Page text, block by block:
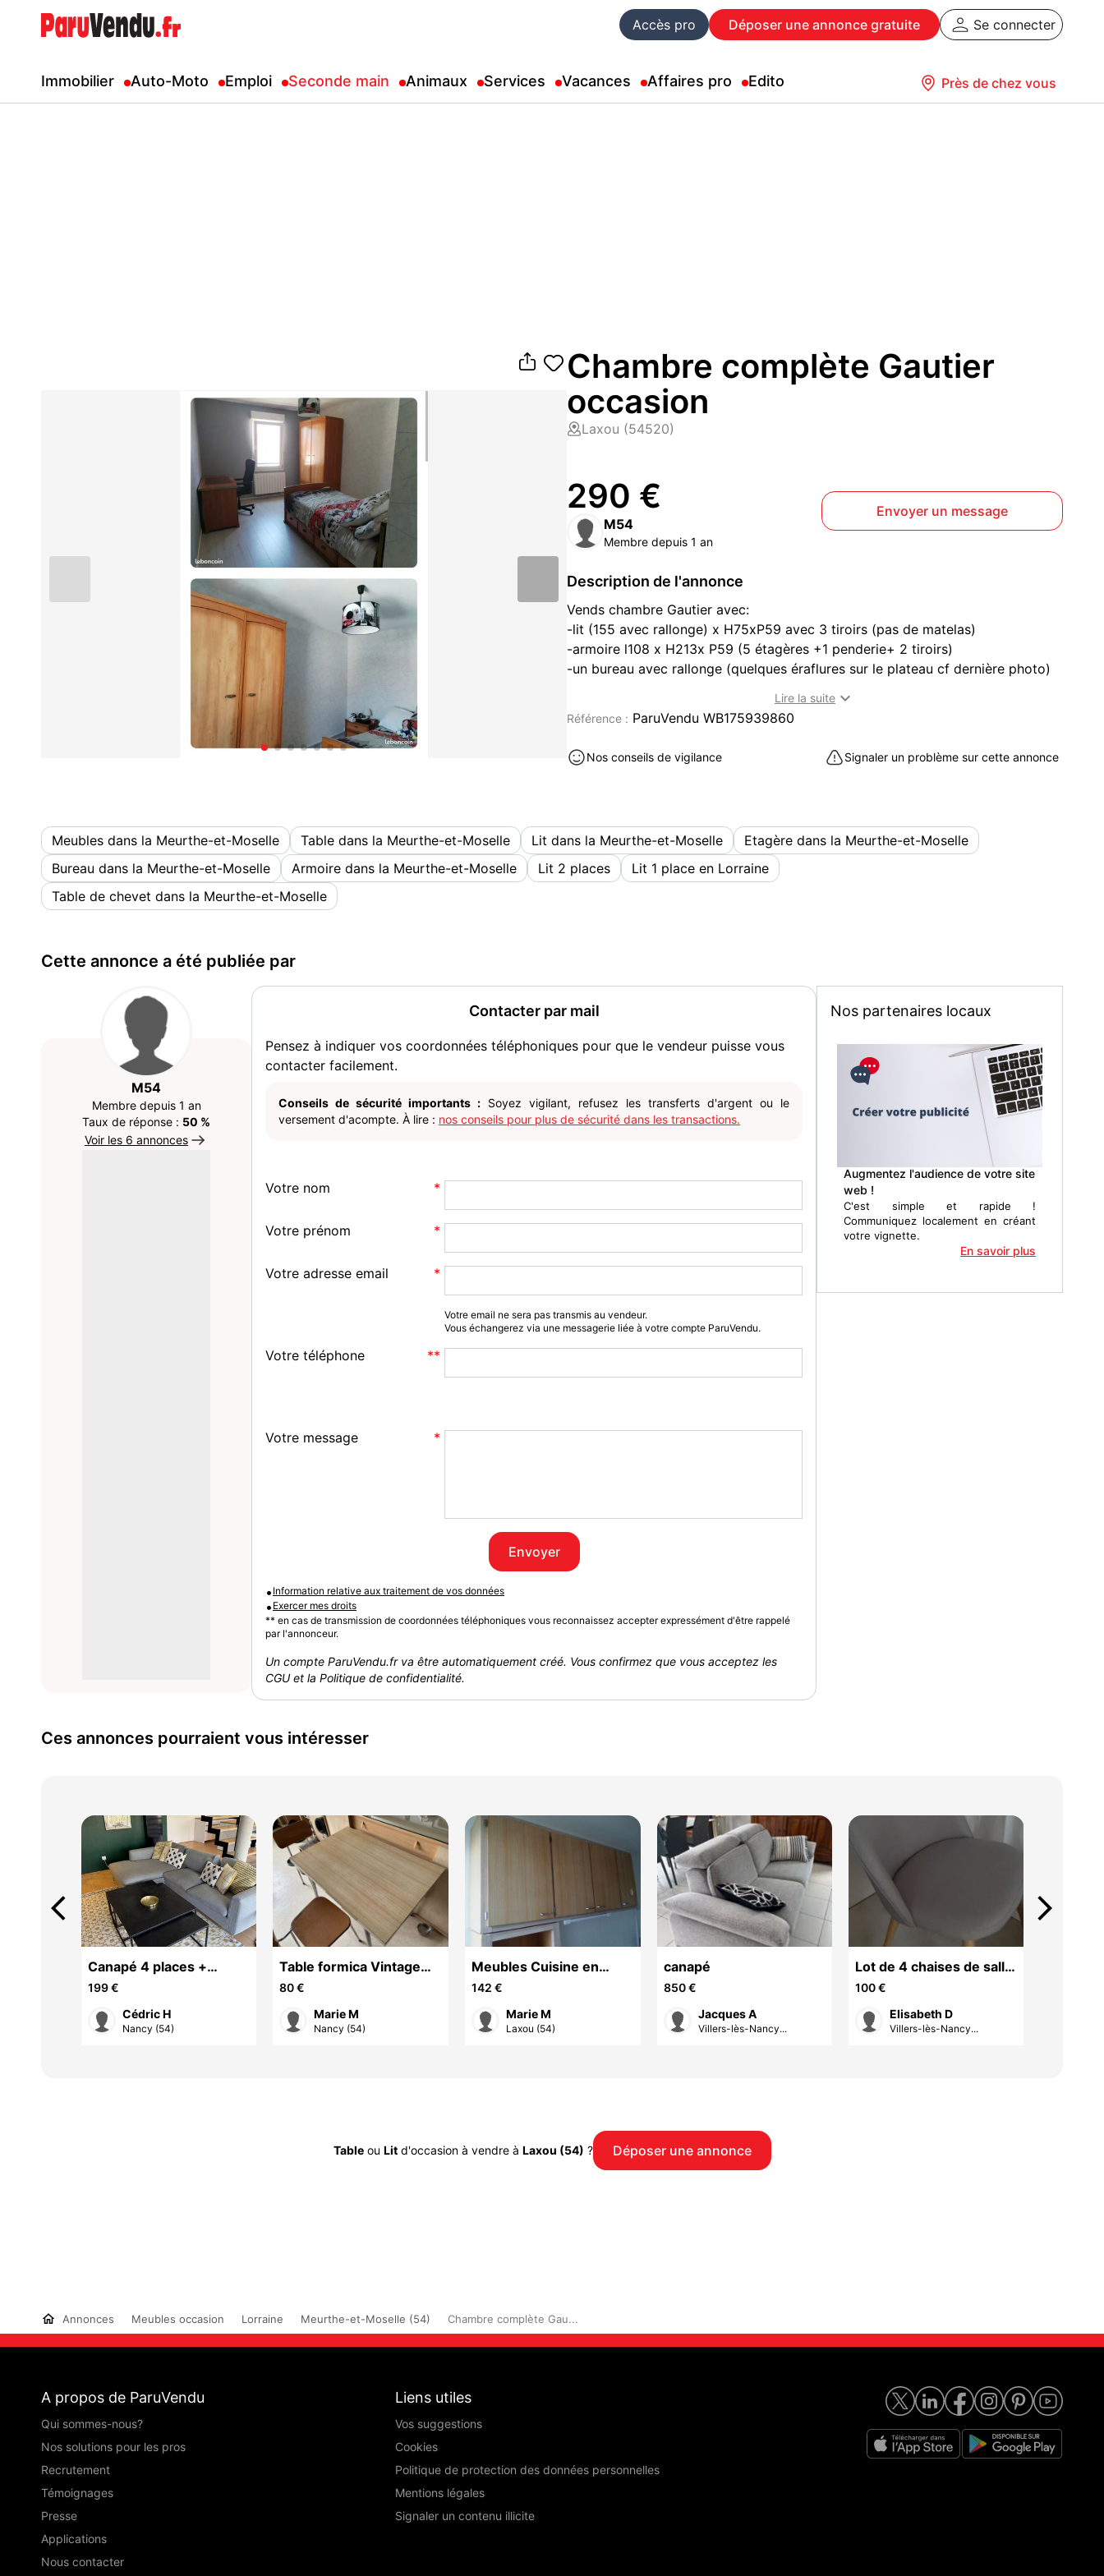
Accès pro Déposer une annonce gratuite Se connecter
Immobilier Auto-Moto Emploi Seconde main Animaux Services Vacances Affaires pro Edito Près de chez vous
Chambre complète Gautier
occasion
Laxou (54520)
290 €
M54
Membre depuis 1 an
Envoyer un message
Description de l'annonce
Vends chambre Gautier avec:
-lit (155 avec rallonge) x H75xP59 avec 3 tiroirs (pas de matelas)
-armoire l108 x H213x P59 (5 étagères +1 penderie+ 2 tiroirs)
-un bureau avec rallonge (quelques éraflures sur le plateau cf dernière photo)
Vendue démontée sauf le bureau et le bas de l'armoire.
Payable en espèces ou en payant en ligne sur paru vendu.
À venir chercher sur place (pas d envoi).
Meubles occasion à vendre à Laxou (54520)
Lire la suite 
Référence : ParuVendu WB175939860
Nos conseils de vigilance Signaler un problème sur cette annonce
Meubles dans la Meurthe-et-Moselle Table dans la Meurthe-et-Moselle Lit dans la Meurthe-et-Moselle
Etagère dans la Meurthe-et-Moselle
Bureau dans la Meurthe-et-Moselle
Armoire dans la Meurthe-et-Moselle Lit 2 places
Lit 1 place en Lorraine
Table de chevet dans la Meurthe-et-Moselle
Cette annonce a été publiée par
M54
Membre depuis 1 an
Taux de réponse : 50 %
Voir les 6 annonces
Contacter par mail
Pensez à indiquer vos coordonnées téléphoniques pour que le vendeur puisse vous
contacter facilement.
Conseils de sécurité importants : Soyez vigilant, refusez les transferts d'argent ou le
versement d'acompte. À lire : nos conseils pour plus de sécurité dans les transactions.
Votre nom
Votre prénom
Votre adresse email
Votre email ne sera pas transmis au vendeur.
Vous échangerez via une messagerie liée à votre compte ParuVendu.
Votre téléphone
Votre message
Envoyer
• Information relative aux traitement de vos données
• Exercer mes droits
** en cas de transmission de coordonnées téléphoniques vous reconnaissez accepter expressément d'être rappelé
par l'annonceur.
Un compte ParuVendu.fr va être automatiquement créé. Vous confirmez que vous acceptez les
CGU et la Politique de confidentialité.
Nos partenaires locaux
Augmentez l'audience de votre site
web !
C'est simple et rapide !
Communiquez localement en créant
votre vignette.
En savoir plus
Ces annonces pourraient vous intéresser
Canapé 4 places +
Méridienne en bon état
199 €
Cédric H
Nancy (54)
Table formica Vintage
extensible avec ses 3
chaises
80 €
Marie M
Nancy (54)
Meubles Cuisine en
plaqué Formica en très
bon état
142 €
Marie M
Laxou (54)
canapé
850 €
Jacques A
Villers-lès-Nancy...
Lot de 4 chaises de salle
à manger
100 €
Elisabeth D
Villers-lès-Nancy...
arrow_back_ios arrow_forward_ios
Tableou Litd'occasion à vendre à Laxou (54) ? Déposer une annonce
Annonces Meubles occasion Lorraine Meurthe-et-Moselle (54) Chambre complète Gau...
A propos de ParuVendu
Qui sommes-nous?
Nos solutions pour les pros
Recrutement
Témoignages
Presse
Applications
Nous contacter
Liens utiles
Vos suggestions
Cookies
Politique de protection des données personnelles
Mentions légales
Signaler un contenu illicite